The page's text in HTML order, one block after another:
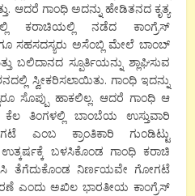
ಆದರೆ ಗಾಂಧಿ ಅದನ್ನು ಹೇಡಿತನದ ಕೃತ್ಯ
ಕರಾಚಿಯಲ್ಲಿ ನಡೆದ ಕಾಂಗ್ರೆಸ್
ಸಹಸದಸ್ಯರು ಅಸೆಂಬ್ಲಿ ಮೇಲೆ ಬಾಂಬ್
ಬಲಿದಾನದ ಸ್ಪೂರ್ತಿಯನ್ನು ಶ್ಲಾಘಿಸುವ
ಸ್ವೀಕರಿಸಲಾಯಿತು. ಗಾಂಧಿ ಇದನ್ನು
ಸೊಪ್ಪು ಹಾಕಲಿಲ್ಲ. ಆದರೆ ಗಾಂಧಿ ಆ
ತಿಂಗಳಲ್ಲಿ ಬಾಂಬೆಯ ಉಸ್ತುವಾರಿ
ಎಂಬ ಕ್ರಾಂತಿಕಾರಿ ಗುಂಡಿಟ್ಟು
ಬಳಸಿಕೊಂಡ ಗಾಂಧಿ ಕರಾಚಿ
ತೆಗೆದುಕೊಂಡ ನಿರ್ಣಯವೇ ಗೋಗಟೆ
ಎಂದು ಅಖಿಲ ಭಾರತೀಯ ಕಾಂಗ್ರೆಸ್